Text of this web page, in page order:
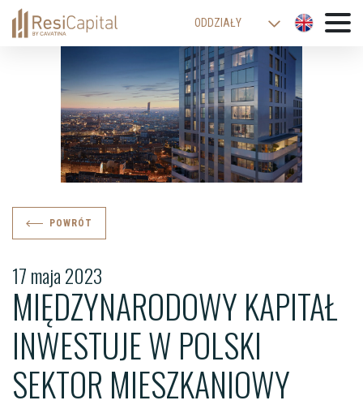
ODDZIAŁY
WARSZAWA
KATOWICE
KRAKÓW
ŁÓDŹ
WROCŁAW
MIĘDZYNARODOWY KAPITAŁ
INWESTUJE W POLSKI
SEKTOR MIESZKANIOWY
17 maja 2023
POWRÓT